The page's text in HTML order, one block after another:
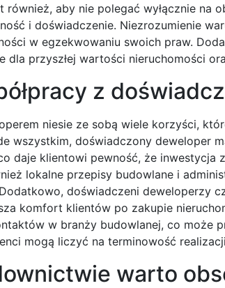
również, aby nie polegać wyłącznie na
i doświadczenie. Niezrozumienie
w egzekwowaniu swoich praw.
dla przyszłej wartości nieruchomości
z
niesie ze sobą wiele korzyści,
wszystkim, doświadczony deweloper
daje klientowi pewność, że inwestycja
lokalne przepisy budowlane i
doświadczeni deweloperzy
komfort klientów po zakupie
w branży budowlanej, co może
mogą liczyć na terminowość
warto